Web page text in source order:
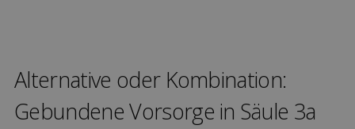
Alternative oder Kombination:
Gebundene Vor­sorge in Säule 3a